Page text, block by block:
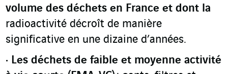
volume des déchets en France et dont la
radioactivité décroît de manière
significative en une dizaine d’années.
Les déchets de faible et moyenne activité